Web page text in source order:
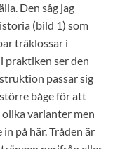
Den såg jag
(bild 1) som
träklossar i
praktiken ser den
passar sig
båge för att
varianter men
på här. Tråden är